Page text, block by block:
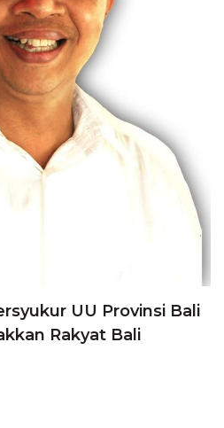
UU Provinsi Bali
Rakyat Bali